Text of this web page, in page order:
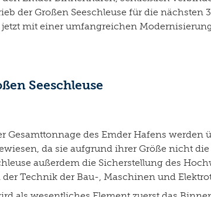
der Großen Seeschleuse für die nächsten
mit einer umfangreichen
Seeschleuse
Gesamttonnage des Emder Hafens
da sie aufgrund ihrer Größe nicht
außerdem die Sicherstellung des
Technik der Bau-, Maschinen und